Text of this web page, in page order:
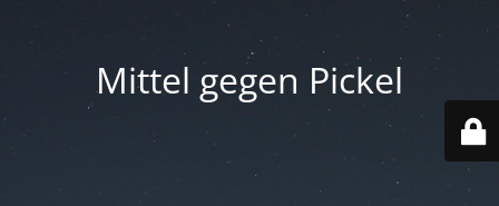
Mittel gegen Pickel